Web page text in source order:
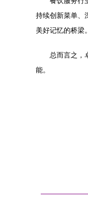
持续创新菜单、
美好记忆的桥梁。
总而言之，
能。